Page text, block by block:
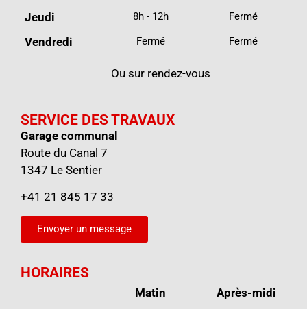
Jeudi 8h - 12h Fermé
Vendredi Fermé Fermé
Ou sur rendez-vous
SERVICE DES TRAVAUX
Garage communal
Route du Canal 7
1347 Le Sentier
+41 21 845 17 33
Envoyer un message
HORAIRES
Matin
Après-midi